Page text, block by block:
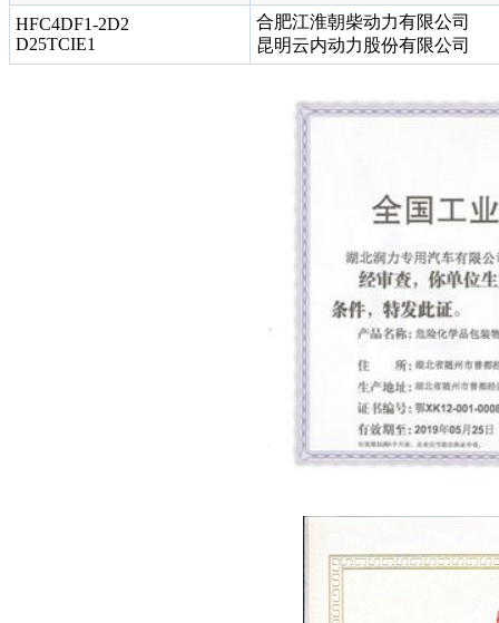
HFC4DF1-2D2
D25TCIE1
合肥江淮朝柴动力有限公司
昆明云内动力股份有限公司